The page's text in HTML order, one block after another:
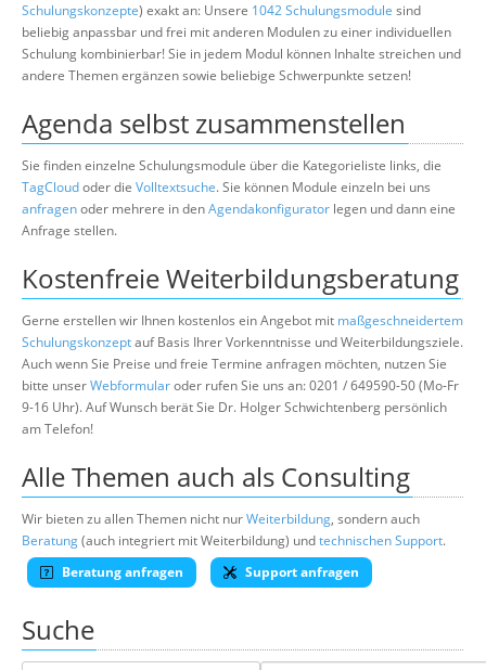
Schulungskonzepte) exakt an: Unsere 1042 Schulungsmodule sind
beliebig anpassbar und frei mit anderen Modulen zu einer individuellen
Schulung kombinierbar! Sie in jedem Modul können Inhalte streichen und
andere Themen ergänzen sowie beliebige Schwerpunkte setzen!
Agenda selbst zusammenstellen
Sie finden einzelne Schulungsmodule über die Kategorieliste links, die
TagCloudoder die Volltextsuche. Sie können Module einzeln bei uns
anfragenoder mehrere in denAgendakonfigurator legen und dann eine
Anfrage stellen.
Kostenfreie Weiterbildungsberatung
Gerne erstellen wir Ihnen kostenlos ein Angebot mit maßgeschneidertem
Schulungskonzeptauf Basis Ihrer Vorkenntnisse und Weiterbildungsziele.
Auch wenn Sie Preise und freie Termine anfragen möchten, nutzen Sie
bitte unserWebformularoder rufen Sie uns an: 0201 / 649590-50 (Mo-Fr
9-16 Uhr). Auf Wunsch berät Sie Dr. Holger Schwichtenberg persönlich
am Telefon!
Alle Themen auch als Consulting
Wir bieten zu allen Themen nicht nurWeiterbildung, sondern auch
Beratung(auch integriert mit Weiterbildung) undtechnischen Support.
Beratung anfragen
Support anfragen
Suche